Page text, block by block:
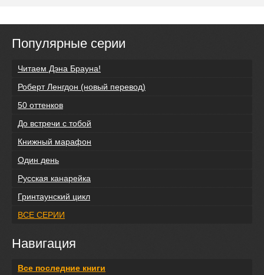
Популярные серии
Читаем Дэна Брауна!
Роберт Ленгдон (новый перевод)
50 оттенков
До встречи с тобой
Книжный марафон
Один день
Русская канарейка
Гринтаунский цикл
ВСЕ СЕРИИ
Навигация
Все последние книги